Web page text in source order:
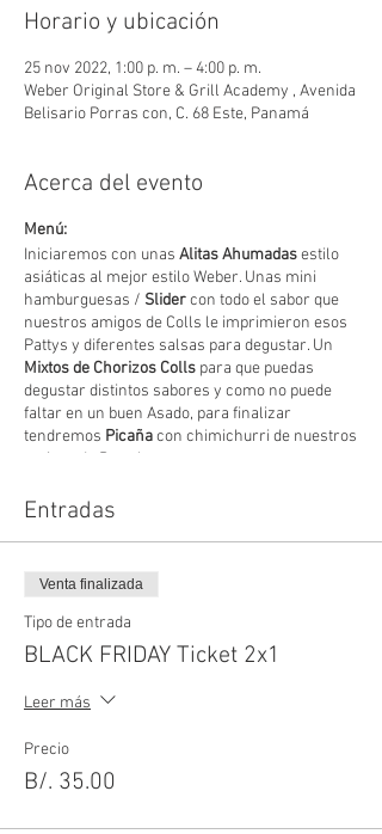
Horario y ubicación
25 nov 2022, 1:00 p. m. – 4:00 p. m.
Weber Original Store & Grill Academy , Avenida
Belisario Porras con, C. 68 Este, Panamá
Acerca del evento
Menú:
Iniciaremos con unas Alitas Ahumadasestilo
asiáticas al mejor estilo Weber. Unas mini
hamburguesas / Slidercon todo el sabor que
nuestros amigos de Colls le imprimieron esos
Pattys y diferentes salsas para degustar. Un
Mixtos de Chorizos Colls para que puedas
degustar distintos sabores y como no puede
faltar en un buen Asado, para finalizar
tendremos Picañacon chimichurri de nuestros
amigos de Pretelt.
Disfruta un delicioso taller express de una (01)
Información adicional:
El taller está certificado por Weber. Incluye
todas las herramientas y utensilios necesarios
para el taller.
Entradas
Venta finalizada
Tipo de entrada
BLACK FRIDAY Ticket 2x1
Leer más
Precio
B/. 35.00